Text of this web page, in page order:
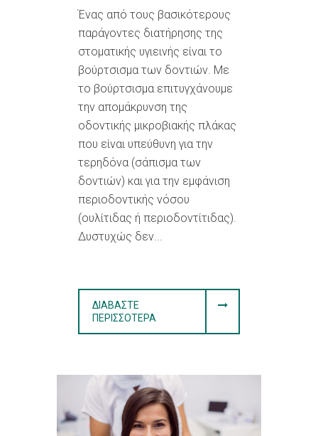
Ένας από τους βασικότερους
παράγοντες διατήρησης της
στοματικής υγιεινής είναι το
βούρτσισμα των δοντιών. Με
το βούρτσισμα επιτυγχάνουμε
την απομάκρυνση της
οδοντικής μικροβιακής πλάκας
που είναι υπεύθυνη για την
τερηδόνα (σάπισμα των
δοντιών) και για την εμφάνιση
περιοδοντικής νόσου
(ουλίτιδας ή περιοδοντίτιδας).
Δυστυχώς δεν...
ΔΙΑΒΆΣΤΕ
ΠΕΡΙΣΣΌΤΕΡΑ